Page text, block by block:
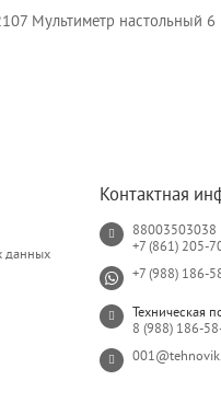
Мультиметр настольный
данных
Контактная
88003503038
+7 (861) 205-
+7 (988) 186-
Техническая
8 (988) 186-